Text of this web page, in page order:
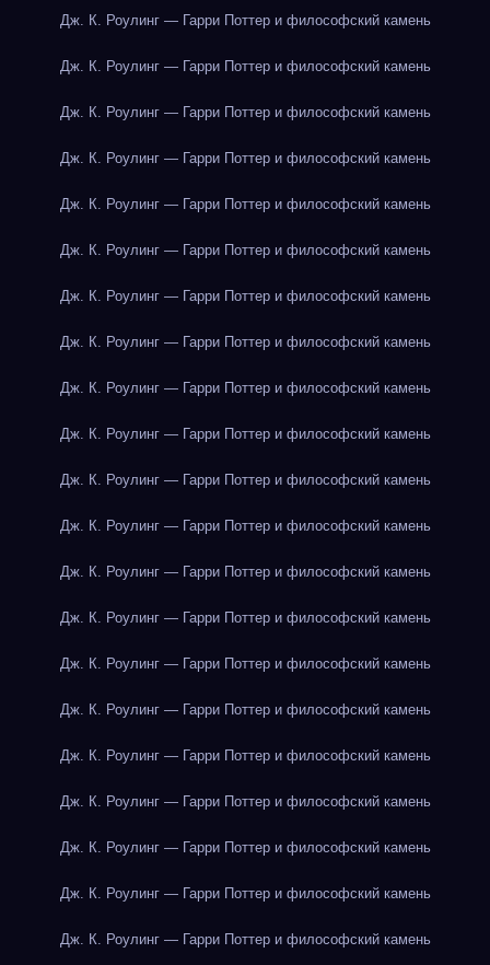
Дж. К. Роулинг — Гарри Поттер и философский камень
Дж. К. Роулинг — Гарри Поттер и философский камень
Дж. К. Роулинг — Гарри Поттер и философский камень
Дж. К. Роулинг — Гарри Поттер и философский камень
Дж. К. Роулинг — Гарри Поттер и философский камень
Дж. К. Роулинг — Гарри Поттер и философский камень
Дж. К. Роулинг — Гарри Поттер и философский камень
Дж. К. Роулинг — Гарри Поттер и философский камень
Дж. К. Роулинг — Гарри Поттер и философский камень
Дж. К. Роулинг — Гарри Поттер и философский камень
Дж. К. Роулинг — Гарри Поттер и философский камень
Дж. К. Роулинг — Гарри Поттер и философский камень
Дж. К. Роулинг — Гарри Поттер и философский камень
Дж. К. Роулинг — Гарри Поттер и философский камень
Дж. К. Роулинг — Гарри Поттер и философский камень
Дж. К. Роулинг — Гарри Поттер и философский камень
Дж. К. Роулинг — Гарри Поттер и философский камень
Дж. К. Роулинг — Гарри Поттер и философский камень
Дж. К. Роулинг — Гарри Поттер и философский камень
Дж. К. Роулинг — Гарри Поттер и философский камень
Дж. К. Роулинг — Гарри Поттер и философский камень